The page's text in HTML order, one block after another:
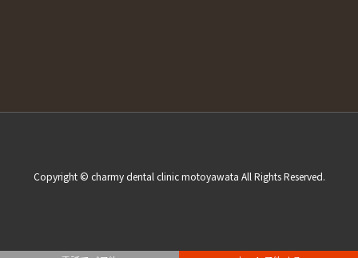
Copyright © charmy dental clinic motoyawata All Rights Reserved.